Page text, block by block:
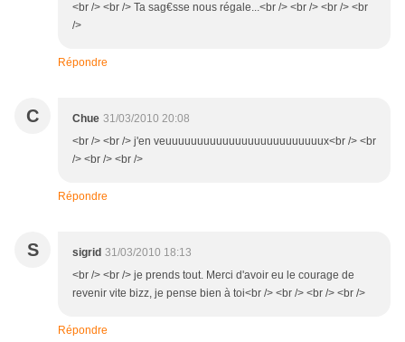
<br /> <br /> Ta sag€sse nous régale...<br /> <br /> <br /> <br
/>
Répondre
C Chue 31/03/2010 20:08
<br /> <br /> j'en veuuuuuuuuuuuuuuuuuuuuuuuuux<br /> <br
/> <br /> <br />
Répondre
S sigrid 31/03/2010 18:13
<br /> <br /> je prends tout. Merci d'avoir eu le courage de
revenir vite bizz, je pense bien à toi<br /> <br /> <br /> <br />
Répondre